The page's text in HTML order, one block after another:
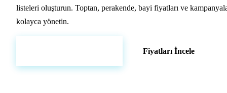
listeleri oluşturun. Toptan, perakende, bayi fiyatları ve
kolayca yönetin.
Fiyatları İncele